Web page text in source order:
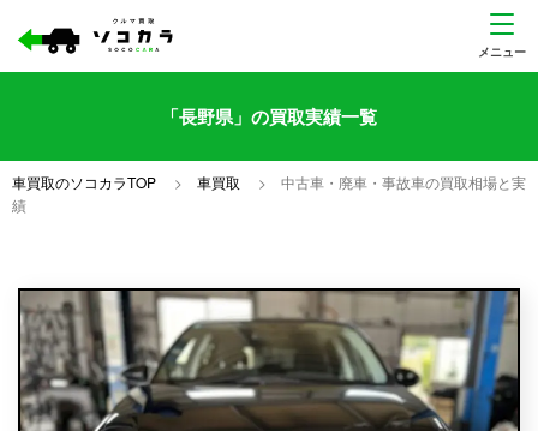
「長野県」の買取実績一覧
車買取のソコカラTOP > 車買取 > 中古車・廃車・事故車の買取相場と実
績